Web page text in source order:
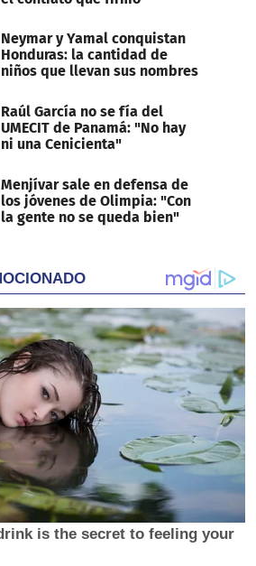
Neymar y Yamal conquistan
Honduras: la cantidad de
niños que llevan sus nombres
Raúl García no se fía del
UMECIT de Panamá: "No hay
ni una Cenicienta"
Menjívar sale en defensa de
los jóvenes de Olimpia: "Con
la gente no se queda bien"